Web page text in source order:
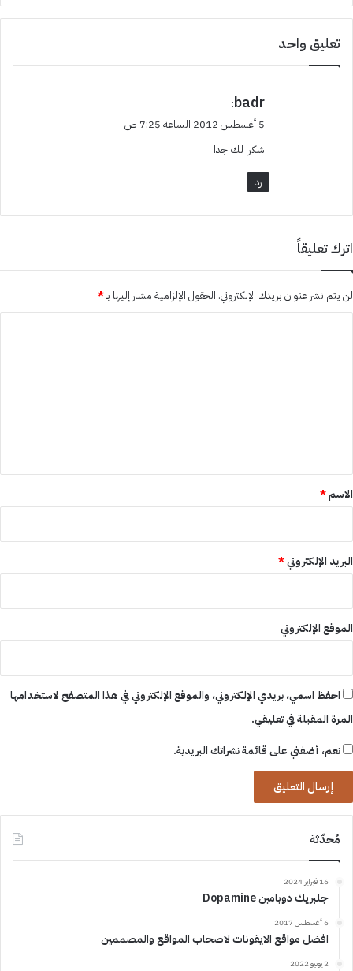
تعليق واحد
ي
ل
badr
:
5 أغسطس 2012 الساعة 7:25 ص
شكرا لك جدا
رد
اترك تعليقاً
لن يتم نشر عنوان بريدك الإلكتروني. الحقول الإلزامية مشار إليها بـ*
*
الاسم*
البريد الإلكتروني*
الموقع الإلكتروني
احفظ اسمي، بريدي الإلكتروني، والموقع الإلكتروني في هذا المتصفح لاستخدامها
المرة المقبلة في تعليقي.
نعم، أضفني على قائمة نشراتك البريدية.
مُحدّثة
16 فبراير 2024
جلبريك دوبامين Dopamine
6 أغسطس 2017
افضل مواقع الايقونات لاصحاب المواقع والمصممين
2 يونيو 2022